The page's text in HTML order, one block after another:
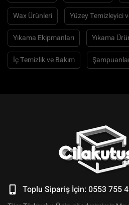
Wax Ürünleri Yüzey Temizleyici
Yıkama Ekipmanları Yıkama
İç Temizlik ve Bakım
Toplu Sipariş İçin: 0553 755